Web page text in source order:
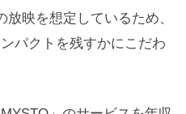
映を想定しているため、
パクトを残すかにこだわ